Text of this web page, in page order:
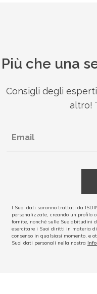
Più che una
Consigli degli
altro!
Email
I Suoi dati saranno trattati da
personalizzate, creando un profilo
fornite, nonché sulle Sue abitudini
esercitare i Suoi diritti in materia
consenso in qualsiasi momento, e
Suoi dati personali nella nostra